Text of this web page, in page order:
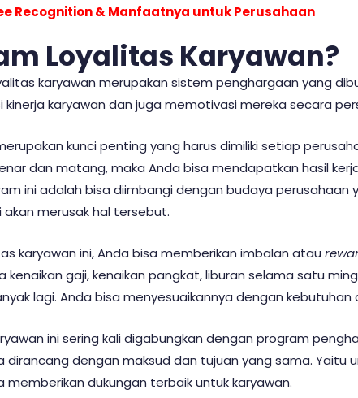
Recognition & Manfaatnya untuk Perusahaan
Loyalitas Karyawan?
karyawan merupakan sistem penghargaan yang
karyawan dan juga memotivasi mereka secara
kunci penting yang harus dimiliki setiap
dan matang, maka Anda bisa mendapatkan hasil
ini adalah bisa diimbangi dengan budaya perusahaan
merusak hal tersebut.
karyawan ini, Anda bisa memberikan imbalan atau
kenaikan gaji, kenaikan pangkat, liburan selama satu
lagi. Anda bisa menyesuaikannya dengan
ini sering kali digabungkan dengan program
dirancang dengan maksud dan tujuan yang sama. Yaitu
dukungan terbaik untuk karyawan.